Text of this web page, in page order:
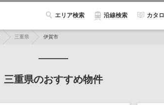
エリア検索 沿線検索 カタ
三重県 伊賀市
三重県のおすすめ物件